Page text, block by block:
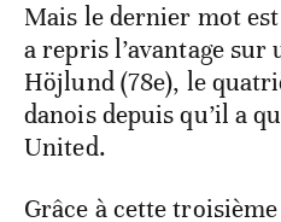
Mais le dernier mot
a repris l’avantage sur
Höjlund (78e), le
danois depuis qu’il a
United.
Grâce à cette